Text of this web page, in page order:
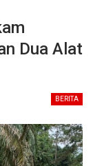
Dua Alat
BERITA